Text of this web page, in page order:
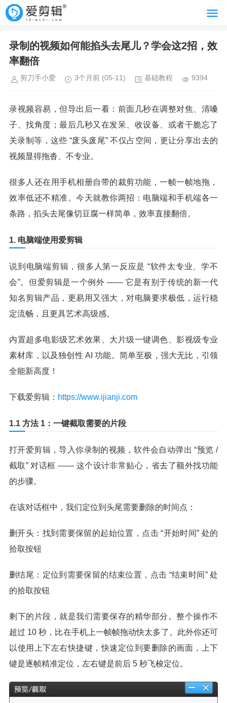
录制的视频如何能掐头去尾儿？学会这2招，效
率翻倍
剪刀手小爱 3个月前 (05-11) 基础教程 9394
录视频容易，但导出后一看：前面几秒在调整对焦、清嗓
子、找角度；最后几秒又在发呆、收设备、或者干脆忘了
关录制等，这些 “废头废尾” 不仅占空间，更让分享出去的
视频显得拖沓、不专业。
很多人还在用手机相册自带的裁剪功能，一帧一帧地拖，
效率低还不精准。今天就教你两招：电脑端和手机端各一
条路，掐头去尾像切豆腐一样简单，效率直接翻倍。
1. 电脑端使用爱剪辑
说到电脑端剪辑，很多人第一反应是 “软件太专业、学不
会”。但爱剪辑是一个例外 —— 它是有别于传统的新一代
知名剪辑产品，更易用又强大，对电脑要求极低，运行稳
定流畅，且更具艺术高级感。
内置超多电影级艺术效果、大片级一键调色、影视级专业
素材库，以及独创性 AI 功能。简单至极，强大无比，引领
全能新高度！
下载爱剪辑： https://www.ijianji.com
1.1 方法 1：一键截取需要的片段
打开爱剪辑，导入你录制的视频，软件会自动弹出 “预览 /
截取” 对话框 —— 这个设计非常贴心，省去了额外找功能
的步骤。
在该对话框中，我们定位到头尾需要删除的时间点：
删开头：找到需要保留的起始位置，点击 “开始时间” 处的
拾取按钮
删结尾：定位到需要保留的结束位置，点击 “结束时间” 处
的拾取按钮
剩下的片段，就是我们需要保存的精华部分。整个操作不
超过 10 秒，比在手机上一帧帧拖动快太多了。此外你还可
以使用上下左右快捷键，快速定位到要删除的画面，上下
键是逐帧精准定位，左右键是前后 5 秒飞梭定位。